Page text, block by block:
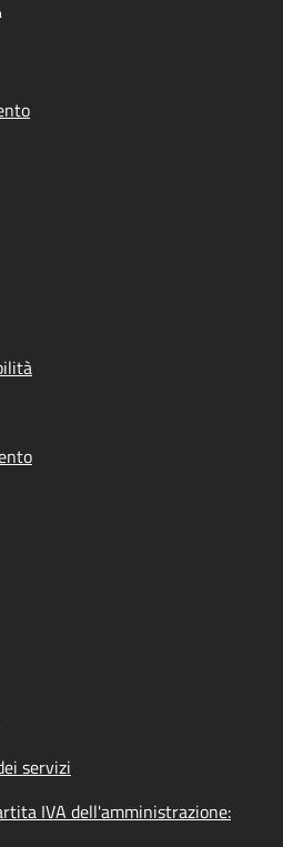
servizi
IVA dell'amministrazione: